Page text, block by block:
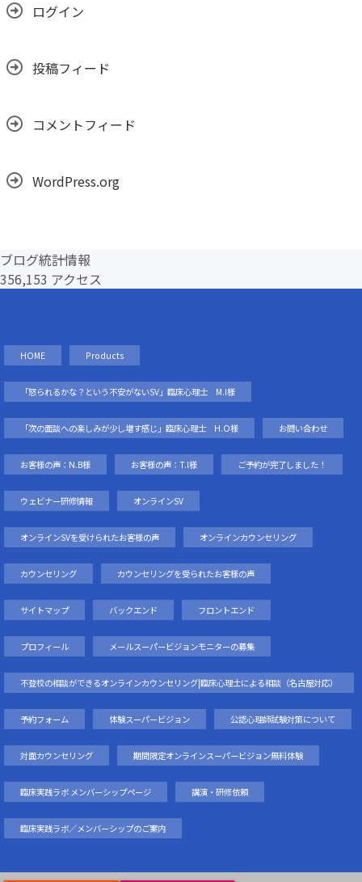
ログイン
投稿フィード
コメントフィード
WordPress.org
ブログ統計情報
356,153 アクセス
HOME Products
「怒られるかな？という不安がないSV」臨床心理士 M.I様
「次の面談への楽しみが少し増す感じ」臨床心理士 H.O様 お問い合わせ
お客様の声：N.B様 お客様の声：T.I様 ご予約が完了しました！
ウェビナー研修情報 オンラインSV
オンラインSVを受けられたお客様の声 オンラインカウンセリング
カウンセリング カウンセリングを受られたお客様の声
サイトマップ バックエンド フロントエンド
プロフィール メールスーパービジョンモニターの募集
不登校の相談ができるオンラインカウンセリング|臨床心理士による相談（名古屋対応）
予約フォーム 体験スーパービジョン 公認心理師試験対策について
対面カウンセリング 期間限定オンラインスーパービジョン無料体験
臨床実践ラボ メンバーシップページ 講演・研修依頼
臨床実践ラボ／メンバーシップのご案内